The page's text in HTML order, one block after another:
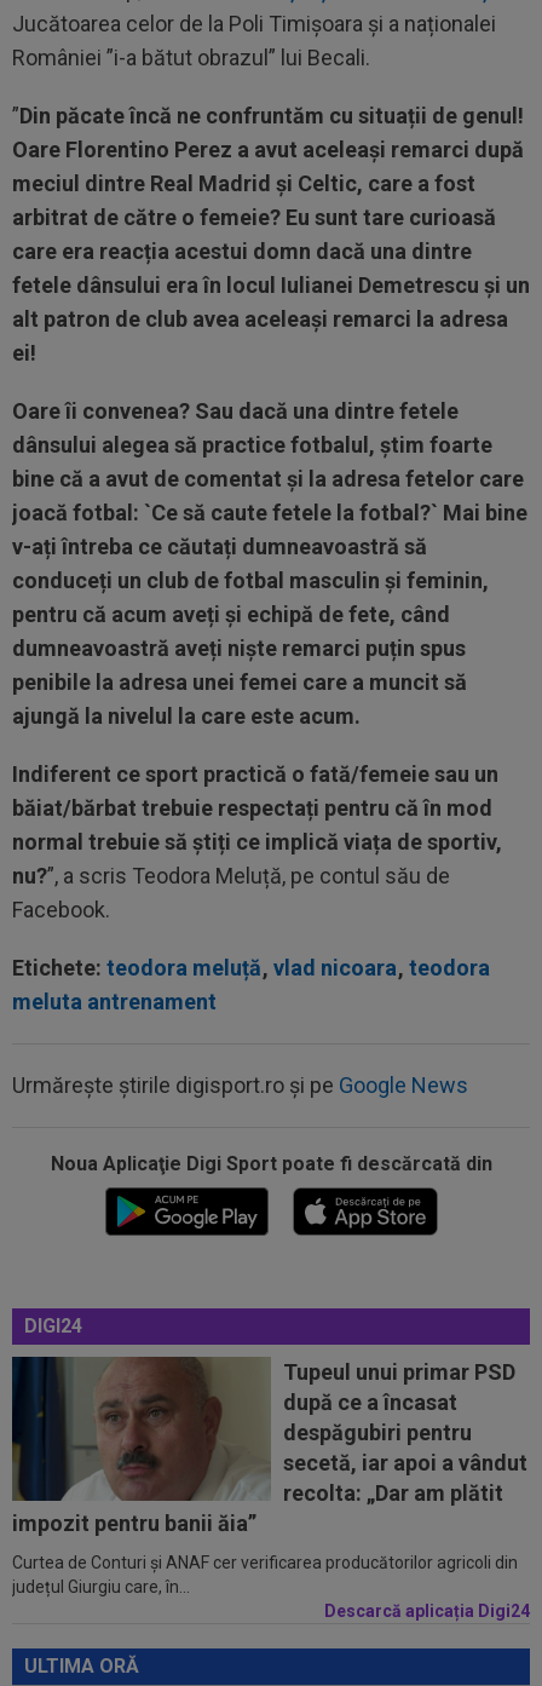
Jucătoarea celor de la Poli Timișoara și a naționalei
României ”i-a bătut obrazul” lui Becali.
”Din păcate încă ne confruntăm cu situații de genul!
Oare Florentino Perez a avut aceleași remarci după
meciul dintre Real Madrid și Celtic, care a fost
arbitrat de către o femeie? Eu sunt tare curioasă
care era reacția acestui domn dacă una dintre
fetele dânsului era în locul Iulianei Demetrescu și un
alt patron de club avea aceleași remarci la adresa
ei!
Oare îi convenea? Sau dacă una dintre fetele
dânsului alegea să practice fotbalul, știm foarte
bine că a avut de comentat și la adresa fetelor care
joacă fotbal: `Ce să caute fetele la fotbal?` Mai bine
v-ați întreba ce căutați dumneavoastră să
conduceți un club de fotbal masculin și feminin,
pentru că acum aveți și echipă de fete, când
dumneavoastră aveți niște remarci puțin spus
penibile la adresa unei femei care a muncit să
ajungă la nivelul la care este acum.
Indiferent ce sport practică o fată/femeie sau un
băiat/bărbat trebuie respectați pentru că în mod
normal trebuie să știți ce implică viața de sportiv,
nu?”, a scris Teodora Meluță, pe contul său de
Facebook.
Etichete: teodora meluță, vlad nicoara, teodora
meluta antrenament
Urmărește știrile digisport.ro și pe Google News
Noua Aplicaţie Digi Sport poate fi descărcată din
DIGI24
Tupeul unui primar PSD
după ce a încasat
despăgubiri pentru
secetă, iar apoi a vândut
recolta: „Dar am plătit
impozit pentru banii ăia”
Curtea de Conturi și ANAF cer verificarea producătorilor agricoli din
județul Giurgiu care, în...
Descarcă aplicația Digi24
ULTIMA ORĂ
EXCLUSIV
Ioan Varga ”a explodat”: ”M-am
11:45
La 3 ani de la divorț, "cea mai frumoasă actriță
din lume" și-a găsit liniștea
11:45
Specialiștii au făcut toate calculele! Ce șanse
are CFR Cluj să treacă de...
11:30
Victor Osimhen a contactat-o pe Barcelona și e
gata să semneze: 15.000.000 de...
12:41
De nicăieri! Barcelona s-a întâlnit cu Rodri
pentru transferul campionului...
de nunta cu Ronaldo! Antonela nu a stat...